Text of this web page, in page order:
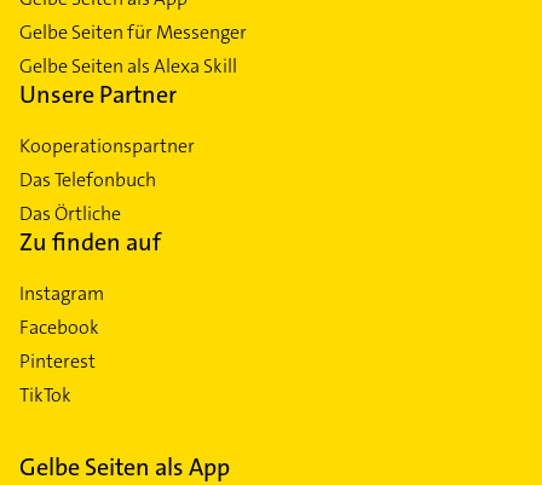
Gelbe Seiten für Messenger
Gelbe Seiten als Alexa Skill
Unsere Partner
Kooperationspartner
Das Telefonbuch
Das Örtliche
Zu finden auf
Instagram
Facebook
Pinterest
TikTok
Gelbe Seiten als App